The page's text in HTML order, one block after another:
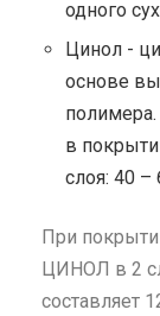
одного
Цинол -
основе
в
слоя: 40
При
ЦИНОЛ в 2
составляет